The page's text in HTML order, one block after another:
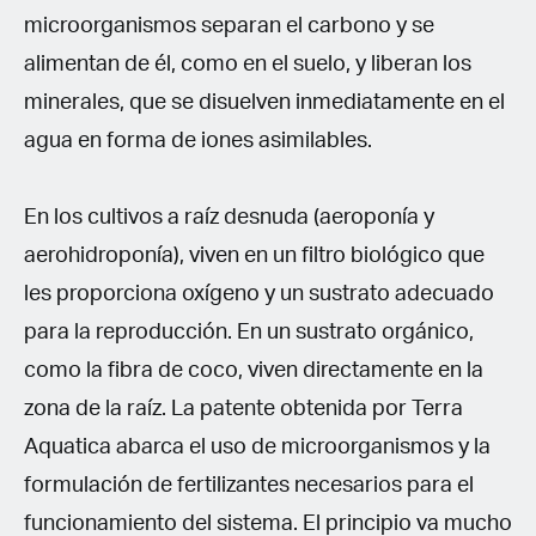
microorganismos separan el carbono y se
alimentan de él, como en el suelo, y liberan los
minerales, que se disuelven inmediatamente en el
agua en forma de iones asimilables.
En los cultivos a raíz desnuda (aeroponía y
aerohidroponía), viven en un filtro biológico que
les proporciona oxígeno y un sustrato adecuado
para la reproducción. En un sustrato orgánico,
como la fibra de coco, viven directamente en la
zona de la raíz. La patente obtenida por Terra
Aquatica abarca el uso de microorganismos y la
formulación de fertilizantes necesarios para el
funcionamiento del sistema. El principio va mucho